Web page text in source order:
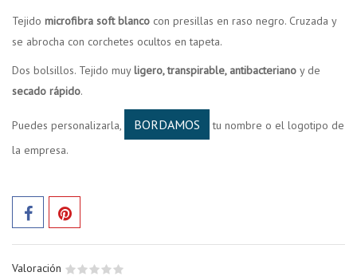
Tejido microfibra soft blanco con presillas en raso negro. Cruzada y
se abrocha con corchetes ocultos en tapeta.
Dos bolsillos. Tejido muyligero, transpirable, antibacteriano y de
secado rápido.
Puedes personalizarla, BORDAMOS
tu nombre o el logotipo de
la empresa.
Valoración